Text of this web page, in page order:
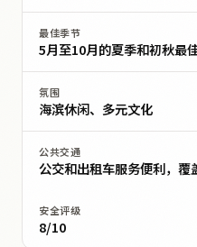
最佳季节
5月至10月的夏季和初秋最
氛围
海滨休闲、多元文化
公共交通
公交和出租车服务便利，覆
安全评级
8/10